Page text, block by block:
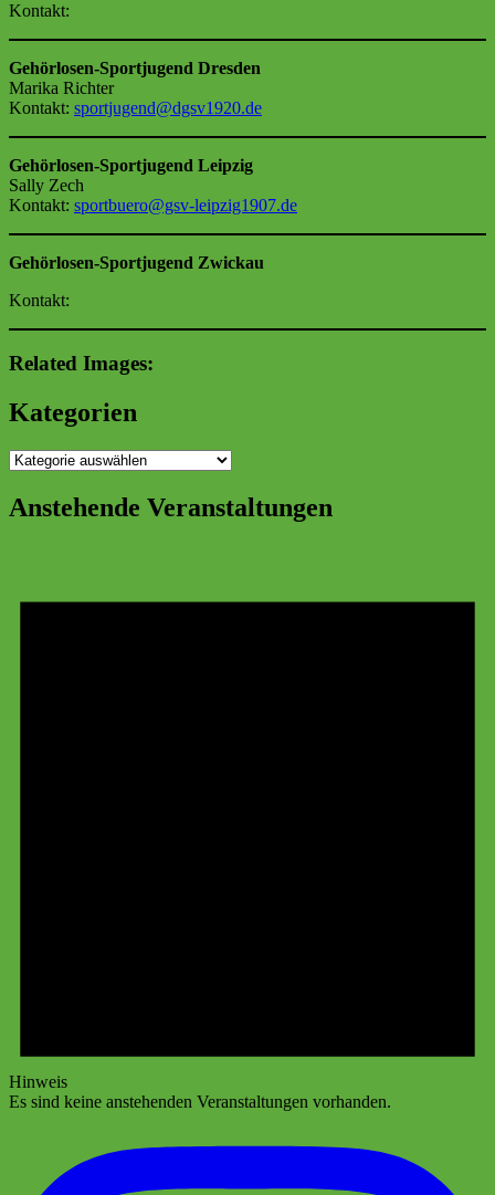
Kontakt:
Gehörlosen-Sportjugend Dresden
Marika Richter
Kontakt: sportjugend@dgsv1920.de
Gehörlosen-Sportjugend Leipzig
Sally Zech
Kontakt: sportbuero@gsv-leipzig1907.de
Gehörlosen-Sportjugend Zwickau
Kontakt:
Related Images:
Kategorien
Kategorien
Anstehende Veranstaltungen
Hinweis
Es sind keine anstehenden Veranstaltungen vorhanden.